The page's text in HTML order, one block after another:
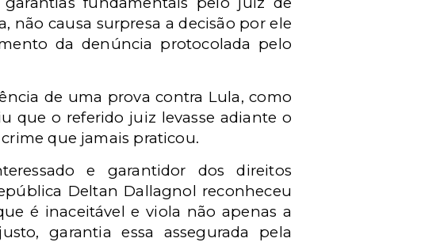
não causa surpresa a decisão por ele
da denúncia protocolada pelo
de uma prova contra Lula, como
que o referido juiz levasse adiante o
que jamais praticou.
e garantidor dos direitos
Deltan Dallagnol reconheceu
é inaceitável e viola não apenas a
garantia essa assegurada pela